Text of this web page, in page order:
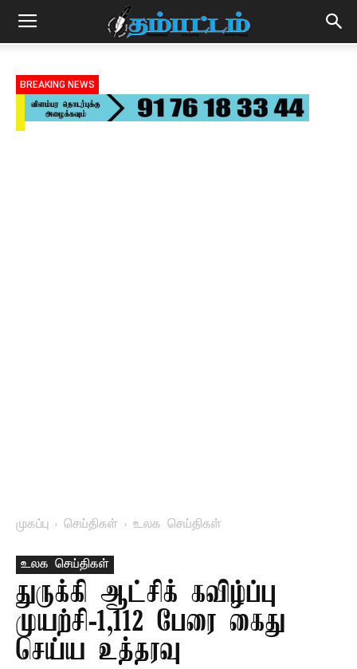
BREAKING NEWS
முகப்பு செய்திகள் உலக செய்திகள்
உலக செய்திகள்
துருக்கி ஆட்சிக் கவிழ்ப்பு
முயற்சி-1,112 பேரை கைது
செய்ய உத்தரவு